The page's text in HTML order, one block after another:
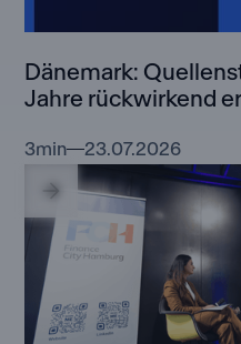
Dänemark:
Jahre rückwirkend
3min 23.07.2026